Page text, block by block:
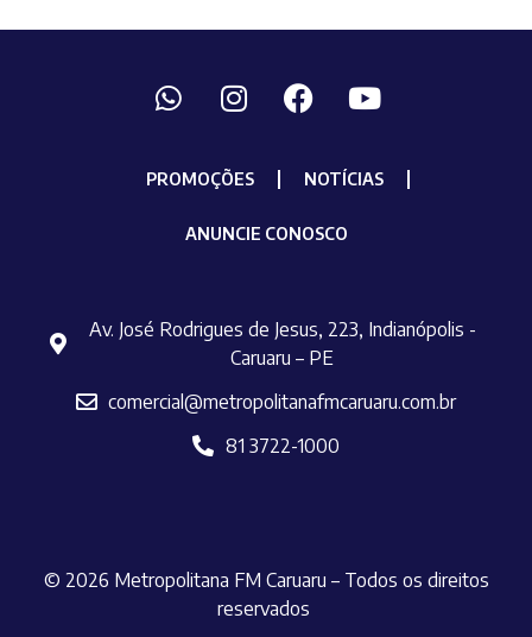
PROMOÇÕES NOTÍCIAS
ANUNCIE CONOSCO
Av. José Rodrigues de Jesus, 223, Indianópolis -
Caruaru – PE
comercial@metropolitanafmcaruaru.com.br
81 3722-1000
© 2026 Metropolitana FM Caruaru – Todos os direitos
reservados